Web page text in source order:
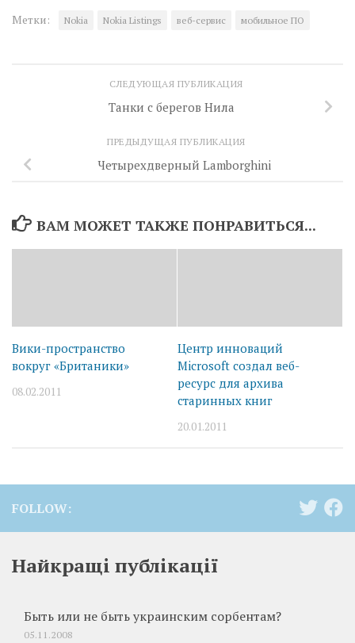
Метки: Nokia Nokia Listings веб-сервис мобильное ПО
СЛЕДУЮЩАЯ ПУБЛИКАЦИЯ
Танки с берегов Нила
ПРЕДЫДУЩАЯ ПУБЛИКАЦИЯ
Четырехдверный Lamborghini
ВАМ МОЖЕТ ТАКЖЕ ПОНРАВИТЬСЯ...
Вики-пространство
вокруг «Британики»
08.02.2011
Центр инноваций
Microsoft создал веб-
ресурс для архива
старинных книг
20.01.2011
FOLLOW:
Найкращі публікації
Быть или не быть украинским сорбентам?
05.11.2008